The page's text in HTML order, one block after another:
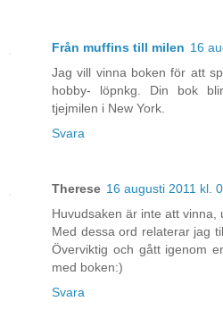
Från muffins till milen 16
Jag vill vinna boken för att
hobby- löpnkg. Din bok
tjejmilen i New York.
Svara
Therese 16 augusti 2011 kl.
Huvudsaken är inte att vinna,
Med dessa ord relaterar jag
Överviktig och gått igenom
med boken:)
Svara